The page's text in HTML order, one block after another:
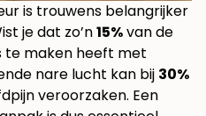
is trouwens belangrijker
je dat zo’n15%van de
te maken heeft met
nare lucht kan bij 30%
veroorzaken. Een